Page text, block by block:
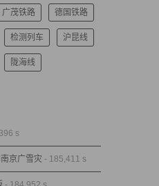
广茂铁路 德国铁路
检测列车 沪昆线
陇海线
s
京广雪灾 - 185,411 s